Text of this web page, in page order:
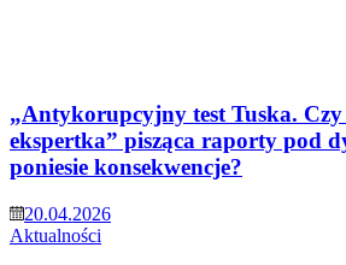
„Antykorupcyjny test Tuska. Czy
ekspertka” pisząca raporty pod
poniesie konsekwencje?
20.04.2026
Aktualności